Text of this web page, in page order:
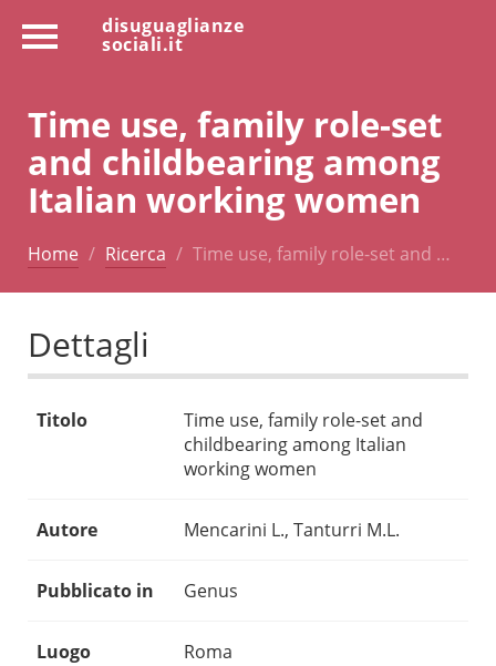
disuguaglianze
sociali.it
Time use, family role-set
and childbearing among
Italian working women
Home Ricerca Time use, family role-set and …
Dettagli
Titolo
Time use, family role-set and
childbearing among Italian
working women
Autore Mencarini L., Tanturri M.L.
Pubblicato in Genus
Luogo Roma